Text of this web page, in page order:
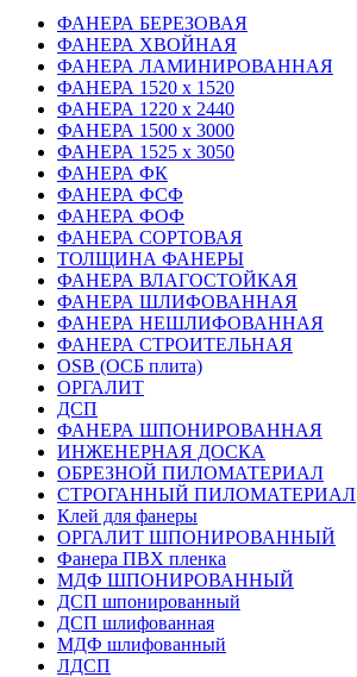
ФАНЕРА БЕРЕЗОВАЯ
ФАНЕРА ХВОЙНАЯ
ФАНЕРА ЛАМИНИРОВАННАЯ
ФАНЕРА 1520 х 1520
ФАНЕРА 1220 х 2440
ФАНЕРА 1500 х 3000
ФАНЕРА 1525 х 3050
ФАНЕРА ФК
ФАНЕРА ФСФ
ФАНЕРА ФОФ
ФАНЕРА СОРТОВАЯ
ТОЛЩИНА ФАНЕРЫ
ФАНЕРА ВЛАГОСТОЙКАЯ
ФАНЕРА ШЛИФОВАННАЯ
ФАНЕРА НЕШЛИФОВАННАЯ
ФАНЕРА СТРОИТЕЛЬНАЯ
OSB (ОСБ плита)
ОРГАЛИТ
ДСП
ФАНЕРА ШПОНИРОВАННАЯ
ИНЖЕНЕРНАЯ ДОСКА
ОБРЕЗНОЙ ПИЛОМАТЕРИАЛ
СТРОГАННЫЙ ПИЛОМАТЕРИАЛ
Клей для фанеры
ОРГАЛИТ ШПОНИРОВАННЫЙ
Фанера ПВХ пленка
МДФ ШПОНИРОВАННЫЙ
ДСП шпонированный
ДСП шлифованная
МДФ шлифованный
ЛДСП